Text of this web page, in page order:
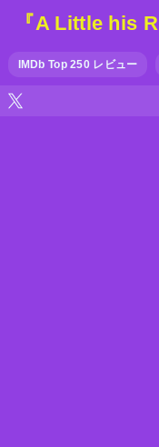
『A Little his
IMDb Top 250 レビュー